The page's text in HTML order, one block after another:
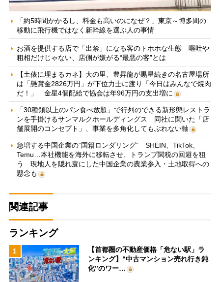
「約5時間かかるし、料金も高いのになぜ？」東京～博多間の
移動に飛行機ではなく新幹線を選ぶ人の事情
お酒を提供する店で「出禁」になる客のトホホな生態 嘔吐や
粗相だけじゃない、店側が嫌がる“最悪の客”とは
【土俵に埋まるカネ】大の里、豊昇龍が黒星続きの名古屋場所
は「懸賞金2826万円」が下位力士に渡り「今日はみんなで焼肉
だ！」 金星4個配給で協会は年96万円の支出増に
「30種類以上のパン食べ放題」で行列のできる新形態レストラ
ンを手掛けるサンマルクホールディングス 同社に聞いた「店
舗展開のコンセプト」、事業を多角化してもぶれない軸
急増する中国企業の“国籍ロンダリング” SHEIN、TikTok、
Temu…本社機能を海外に移転させ、トランプ関税の回避を狙
う 現地人を隠れ蓑にした中国企業の農業参入・土地取得への
懸念も
関連記事
ランキング
1
【首都圏の不動産価格「危ない駅」ラ
ンキング】“中古マンション売れ行き鈍
化”のワー…